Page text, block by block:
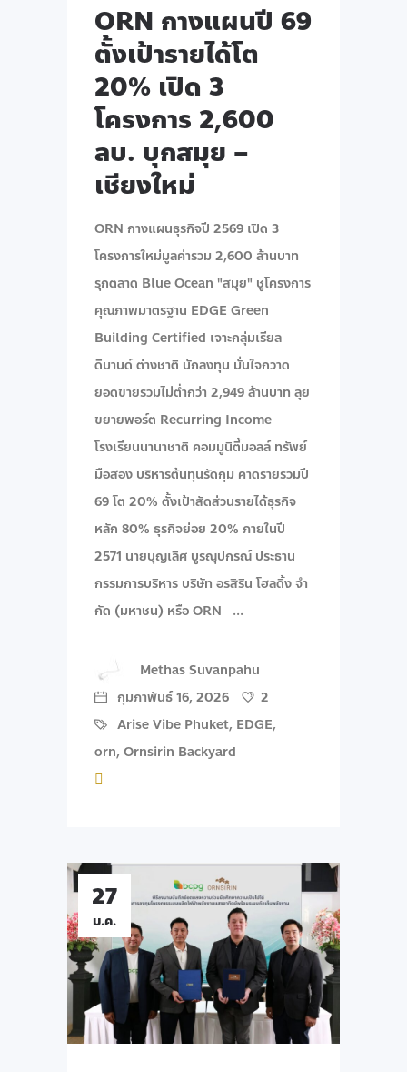
ORN กางแผนปี 69
ตั้งเป้ารายได้โต
20% เปิด 3
โครงการ 2,600
ลบ. บุกสมุย –
เชียงใหม่
ORN กางแผนธุรกิจปี 2569 เปิด 3
โครงการใหม่มูลค่ารวม 2,600 ล้านบาท
รุกตลาด Blue Ocean "สมุย" ชูโครงการ
คุณภาพมาตรฐาน EDGE Green
Building Certified เจาะกลุ่มเรียล
ดีมานด์ ต่างชาติ นักลงทุน มั่นใจกวาด
ยอดขายรวมไม่ต่ำกว่า 2,949 ล้านบาท ลุย
ขยายพอร์ต Recurring Income
โรงเรียนนานาชาติ คอมมูนิตี้มอลล์ ทรัพย์
มือสอง บริหารต้นทุนรัดกุม คาดรายรวมปี
69 โต 20% ตั้งเป้าสัดส่วนรายได้ธุรกิจ
หลัก 80% ธุรกิจย่อย 20% ภายในปี
2571 นายบุญเลิศ บูรณุปกรณ์ ประธาน
กรรมการบริหาร บริษัท อรสิริน โฮลดิ้ง จํา
กัด (มหาชน) หรือ ORN
Methas Suvanpahu
กุมภาพันธ์ 16, 2026
2
Arise Vibe Phuket, EDGE,
orn, Ornsirin Backyard
27
ม.ค.